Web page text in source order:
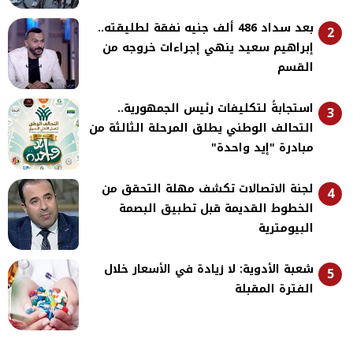
2
بعد سداد 486 ألف جنيه نفقة لطليقته..
إبراهيم سعيد ينهي إجراءات خروجه من
القسم
3
استجابةً لتكليفات رئيس الجمهورية..
التحالف الوطني يطلق المرحلة الثالثة من
مبادرة "إيد واحدة"
4
لجنة الاتصالات تكشف مهلة التحقق من
الخطوط القديمة قبل تطبيق البصمة
البيومترية
5
شعبة الأدوية: لا زيادة في الأسعار خلال
الفترة المقبلة